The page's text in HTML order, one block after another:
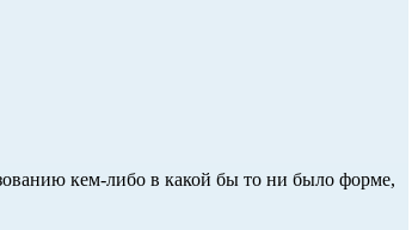
кем-либо в какой бы то ни было форме,